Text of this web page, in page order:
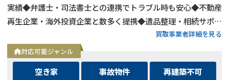
実績◆弁護士・司法書士との連携でトラブル時も安心◆不動産
再生企業・海外投資企業と数多く提携◆遺品整理・相続サポー
トも可能◆メールとLINEは24時間相談受付中買取事業者詳細を見る
対応可能ジャンル
空き家 事故物件
再建築不可